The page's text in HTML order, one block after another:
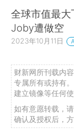
全球市值最
Joby遭做空
2023年10月11日
财新网所刊载内
专属所有或持有
建立镜像等任何使
如有意愿转载，
确认及授权后，方